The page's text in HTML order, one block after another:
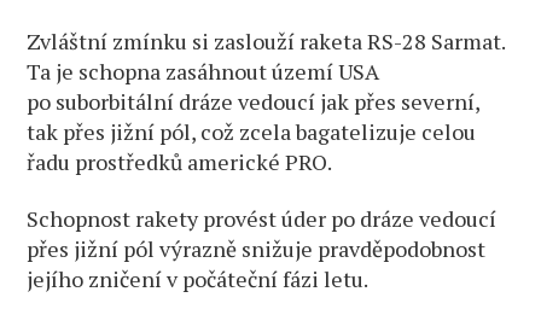
Zvláštní zmínku si zaslouží raketa RS-28 Sarmat.
Ta je schopna zasáhnout území USA
po suborbitální dráze vedoucí jak přes severní,
tak přes jižní pól, což zcela bagatelizuje celou
řadu prostředků americké PRO.
Schopnost rakety provést úder po dráze vedoucí
přes jižní pól výrazně snižuje pravděpodobnost
jejího zničení v počáteční fázi letu.